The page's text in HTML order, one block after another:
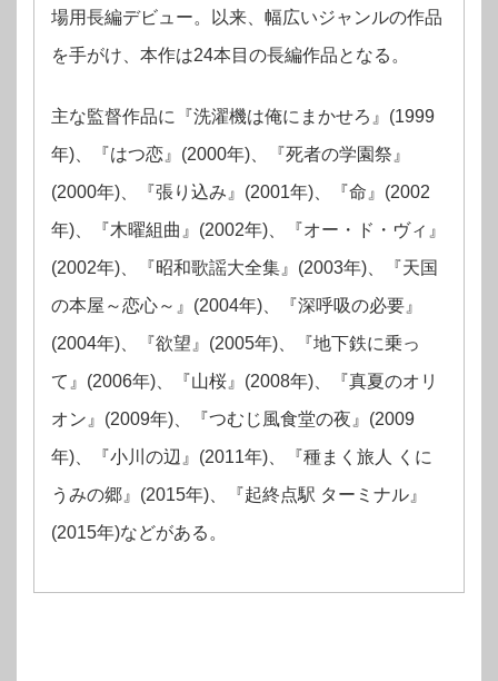
場用長編デビュー。以来、幅広いジャンルの作品
を手がけ、本作は24本目の長編作品となる。
主な監督作品に『洗濯機は俺にまかせろ』(1999
年)、『はつ恋』(2000年)、『死者の学園祭』
(2000年)、『張り込み』(2001年)、『命』(2002
年)、『木曜組曲』(2002年)、『オー・ド・ヴィ』
(2002年)、『昭和歌謡大全集』(2003年)、『天国
の本屋～恋心～』(2004年)、『深呼吸の必要』
(2004年)、『欲望』(2005年)、『地下鉄に乗っ
て』(2006年)、『山桜』(2008年)、『真夏のオリ
オン』(2009年)、『つむじ風食堂の夜』(2009
年)、『小川の辺』(2011年)、『種まく旅人 くに
うみの郷』(2015年)、『起終点駅 ターミナル』
(2015年)などがある。